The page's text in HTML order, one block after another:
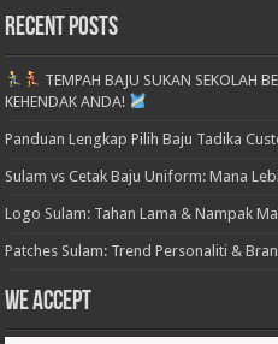
Recent Posts
TEMPAH BAJU SUKAN SEKOLAH
KEHENDAK ANDA!
Panduan Lengkap Pilih Baju Tadika
Sulam vs Cetak Baju Uniform: Mana
Logo Sulam: Tahan Lama & Nampak
Patches Sulam: Trend Personaliti &
We accept